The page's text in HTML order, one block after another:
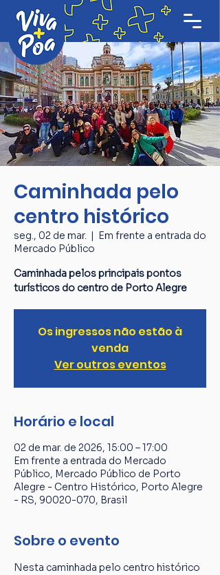
Caminhada pelo
centro histórico
seg., 02 de mar.
  |
Em frente a entrada do
Mercado Público
Caminhada pelos principais pontos
turísticos do centro de Porto Alegre
Os ingressos não estão à
venda
Ver outros eventos
Horário e local
02 de mar. de 2026, 15:00 – 17:00
Em frente a entrada do Mercado
Público, Mercado Público de Porto
Alegre - Centro Histórico, Porto Alegre
- RS, 90020-070, Brasil
Sobre o evento
Nesta caminhada pelo centro histórico